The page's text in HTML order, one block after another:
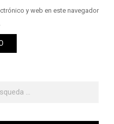
y web en este navegador